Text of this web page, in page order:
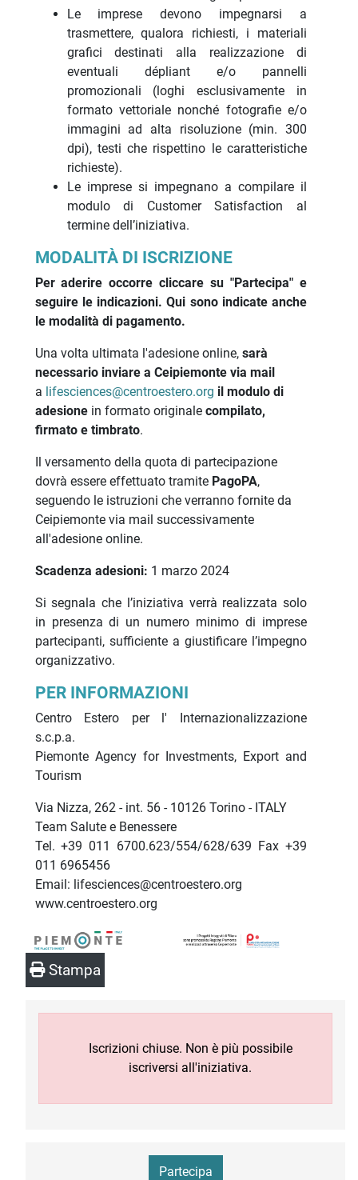
Le imprese devono impegnarsi a
trasmettere, qualora richiesti, i materiali
grafici destinati alla realizzazione di
eventuali dépliant e/o pannelli
promozionali (loghi esclusivamente in
formato vettoriale nonché fotografie e/o
immagini ad alta risoluzione (min. 300
dpi), testi che rispettino le caratteristiche
richieste).
Le imprese si impegnano a compilare il
modulo di Customer Satisfaction al
termine dell’iniziativa.
MODALITÀ DI ISCRIZIONE
Per aderire occorre cliccare su "Partecipa" e
seguire le indicazioni. Qui sono indicate anche
le modalità di pagamento.
Una volta ultimata l'adesione online, sarà
necessario inviare a Ceipiemonte via mail
a lifesciences@centroestero.org il modulo di
adesionein formato originale compilato,
firmato e timbrato.
Il versamento della quota di partecipazione
dovrà essere effettuato tramite PagoPA,
seguendo le istruzioni che verranno fornite da
Ceipiemonte via mail successivamente
all'adesione online.
Scadenza adesioni: 1 marzo 2024
Si segnala che l’iniziativa verrà realizzata solo
in presenza di un numero minimo di imprese
partecipanti, sufficiente a giustificare l’impegno
organizzativo.
PER INFORMAZIONI
Centro Estero per l' Internazionalizzazione
s.c.p.a.
Piemonte Agency for Investments, Export and
Tourism
Via Nizza, 262 - int. 56 - 10126 Torino - ITALY
Team Salute e Benessere
Tel. +39 011 6700.623/554/628/639 Fax +39
011 6965456
Email: lifesciences@centroestero.org
www.centroestero.org
Stampa
Iscrizioni chiuse. Non è più possibile
iscriversi all'iniziativa.
Partecipa